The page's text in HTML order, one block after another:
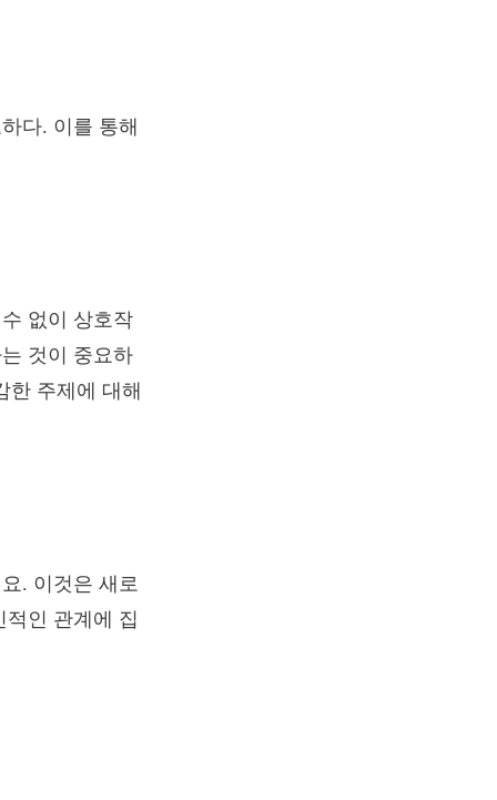
다. 이를 통해
없이 상호작
것이 중요하
한 주제에 대해
. 이것은 새로
인 관계에 집